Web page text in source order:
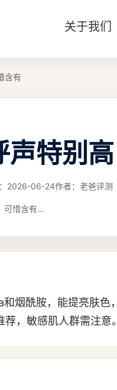
关于我们
含有
声特别
2026-06-24作者： 老爸评测
可惜含有...
烟酰胺，能提亮肤
，敏感肌人群需注意。